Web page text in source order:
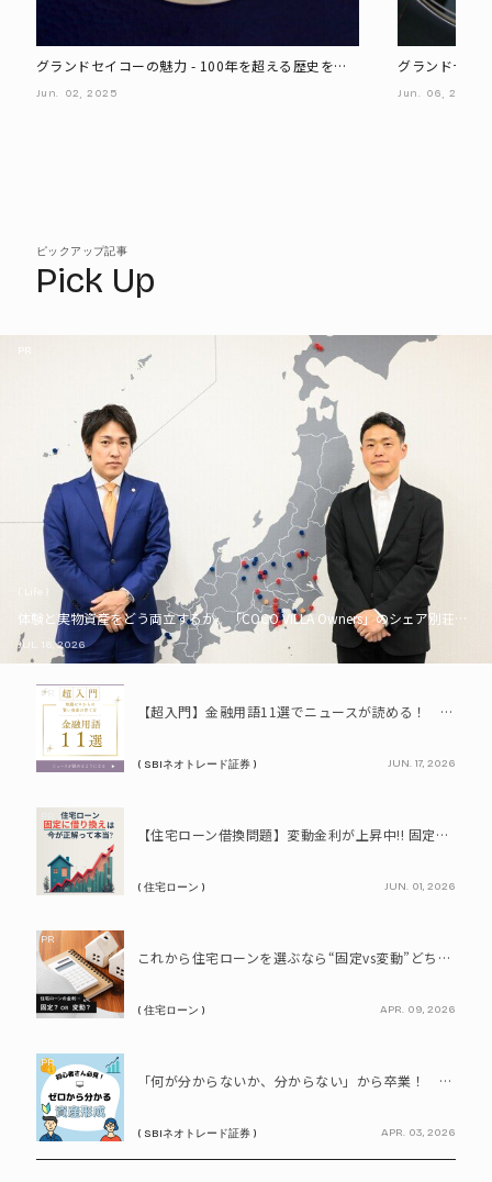
グランドセイコーの魅力 - 100年を超える歴史を持
つ日本の時計作り、その中で培われた世界最高峰の
Jun. 02, 2025
グランドセイ
表現されてい
Jun. 06, 2025
ピックアップ記事
Pick Up
PR
体験と実物資産をどう両立するか。「COCO VILLA Owners」のシェア別荘とい
JUL. 16, 2026
PR
【超入門】金融用語11選でニュースが読める！ 知識ゼロからの賢い資産の育て方
( SBIネオトレード証券 ) JUN. 17, 2026
【住宅ローン借換問題】変動金利が上昇中!! 固定に借り換えるなら今が正解って本当? シミュレーションで比較してみよう
( 住宅ローン ) JUN. 01, 2026
PR
これから住宅ローンを選ぶなら“固定vs変動”どちらが正解? 9割が利用したいと答えた「いま決めなくてもいい」ローンとは!?
( 住宅ローン ) APR. 09, 2026
PR
「何が分からないか、分からない」から卒業！ SBIネオトレード証券で学ぶ、はじめての資産形成
( SBIネオトレード証券 ) APR. 03, 2026